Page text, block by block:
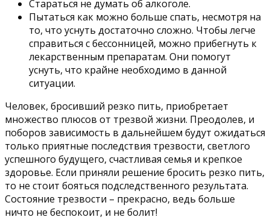
Стараться не думать об алкоголе.
Пытаться как можно больше спать, несмотря на
то, что уснуть достаточно сложно. Чтобы легче
справиться с бессонницей, можно прибегнуть к
лекарственным препаратам. Они помогут
уснуть, что крайне необходимо в данной
ситуации.
Человек, бросивший резко пить, приобретает
множество плюсов от трезвой жизни. Преодолев, и
поборов зависимость в дальнейшем будут ожидаться
только приятные последствия трезвости, светлого
успешного будущего, счастливая семья и крепкое
здоровье. Если приняли решение бросить резко пить,
то не стоит бояться подследственного результата.
Состояние трезвости – прекрасно, ведь больше
ничто не беспокоит, и не болит!